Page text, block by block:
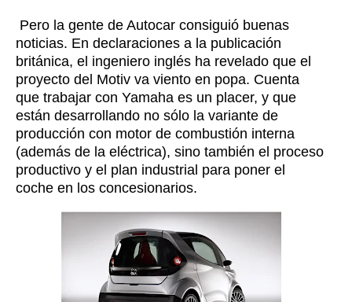
Pero la gente de Autocar consiguió buenas
noticias. En declaraciones a la publicación
británica, el ingeniero inglés ha revelado que el
proyecto del Motiv va viento en popa. Cuenta
que trabajar con Yamaha es un placer, y que
están desarrollando no sólo la variante de
producción con motor de combustión interna
(además de la eléctrica), sino también el proceso
productivo y el plan industrial para poner el
coche en los concesionarios.